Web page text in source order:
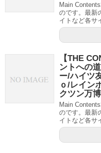
Main
のです。最新
イトなど各サ
【THE
ントへの
ー/ハイツ
ｏ/レイン
クツン万
Main
のです。最新
イトなど各サ